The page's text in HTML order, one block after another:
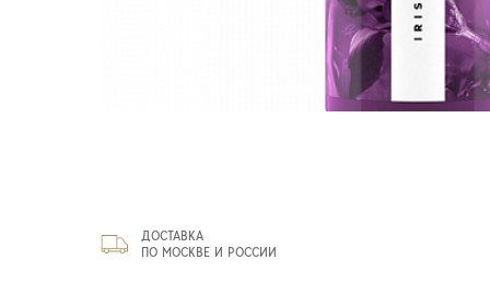
ДОСТАВКА
ПО МОСКВЕ И РОССИИ